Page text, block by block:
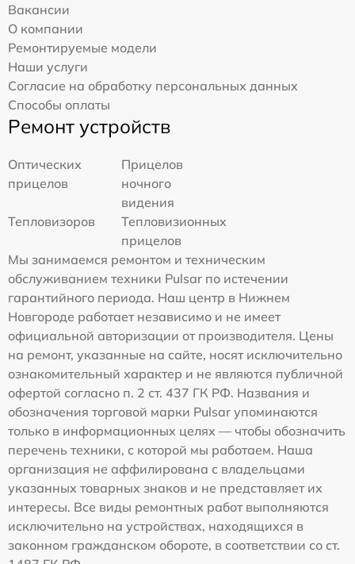
Вакансии
О компании
Ремонтируемые модели
Наши услуги
Согласие на обработку персональных данных
Способы оплаты
Ремонт устройств
Оптических
прицелов
Прицелов
ночного
видения
Тепловизоров
Тепловизионных
прицелов
Мы занимаемся ремонтом и техническим
обслуживанием техники Pulsar по истечении
гарантийного периода. Наш центр в Нижнем
Новгороде работает независимо и не имеет
официальной авторизации от производителя. Цены
на ремонт, указанные на сайте, носят исключительно
ознакомительный характер и не являются публичной
офертой согласно п. 2 ст. 437 ГК РФ. Названия и
обозначения торговой марки Pulsar упоминаются
только в информационных целях — чтобы обозначить
перечень техники, с которой мы работаем. Наша
организация не аффилирована с владельцами
указанных товарных знаков и не представляет их
интересы. Все виды ремонтных работ выполняются
исключительно на устройствах, находящихся в
законном гражданском обороте, в соответствии со ст.